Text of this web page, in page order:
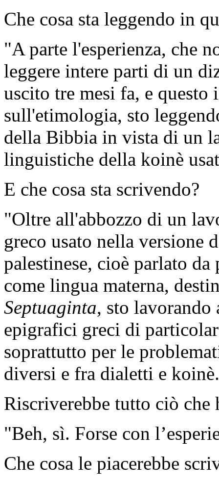
Che cosa sta leggendo in
"A parte l'esperienza, che
leggere intere parti di un
uscito tre mesi fa, e questo
sull'etimologia, sto
della Bibbia in vista di un
linguistiche della koinè
E che cosa sta scrivendo?
"Oltre all'abbozzo di un
greco usato nella versione
palestinese, cioè parlato
come lingua materna,
Septuaginta, sto
epigrafici greci di
soprattutto per le
diversi e fra dialetti e
Riscriverebbe tutto ciò che
"Beh, sì. Forse con
Che cosa le piacerebbe